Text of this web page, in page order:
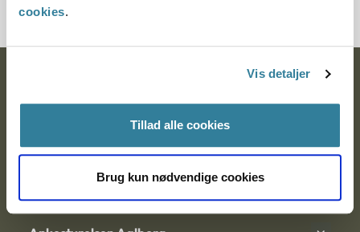
cookies.
Vis detaljer
Tillad alle cookies
Brug kun nødvendige cookies
Nytorv 7, 2. sal
9000 Aalborg